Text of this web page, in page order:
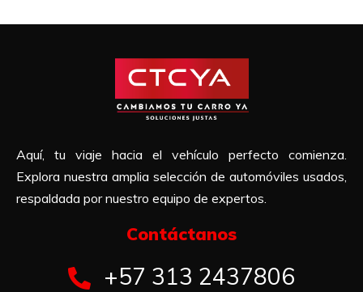
Aquí, tu viaje hacia el vehículo perfecto comienza.
Explora nuestra amplia selección de automóviles usados,
respaldada por nuestro equipo de expertos.
Contáctanos​
+57 313 2437806